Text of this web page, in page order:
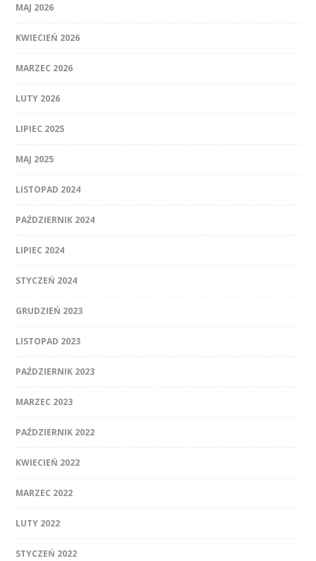
MAJ 2026
KWIECIEŃ 2026
MARZEC 2026
LUTY 2026
LIPIEC 2025
MAJ 2025
LISTOPAD 2024
PAŹDZIERNIK 2024
LIPIEC 2024
STYCZEŃ 2024
GRUDZIEŃ 2023
LISTOPAD 2023
PAŹDZIERNIK 2023
MARZEC 2023
PAŹDZIERNIK 2022
KWIECIEŃ 2022
MARZEC 2022
LUTY 2022
STYCZEŃ 2022